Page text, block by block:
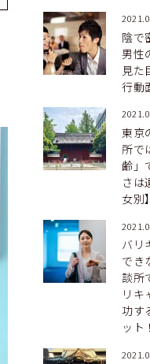
陰で
男性
見た
行動
東京
所で
齢」
さは
女別
バリ
でき
談所
リキ
功す
ット！